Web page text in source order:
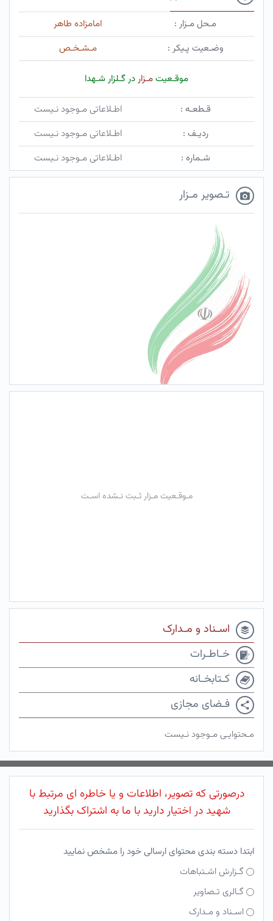
مـحل مـزار :
امامزاده طاهر
وضـعیت پـیکر :
مـشـخـص
موقـعیتمـزاردر گـلزار شـهدا
قـطعـه :
اطـلاعاتی مـوجود نـیست
ردیـف :
اطـلاعاتی مـوجود نـیست
شـماره :
اطـلاعاتی مـوجود نـیست
تـصویر مـزار
مـوقـعیت مـزار ثـبت نـشده اسـت
اسـناد و مـدارک
خـاطـرات
کـتابخـانه
فـضای مجازی
مـحتوایـی مـوجود نـیست
درصورتی که تصویر، اطلاعات و یا خاطره ای مرتبط با
شهید در اختیار دارید با ما به اشتراک بگذارید
ابتدا دسته بندی محتوای ارسالی خود را مشخص نمایید
گـزارش اشـتباهات
گـالری تـصاویر
اسـناد و مـدارک